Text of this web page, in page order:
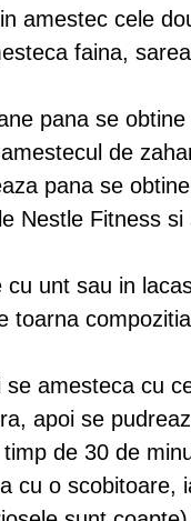
amestec cele
faina,
pana se
de
pana se
Nestle Fitness
unt sau in
toarna
amesteca cu
apoi se
de 30 de
cu o scobitoare,